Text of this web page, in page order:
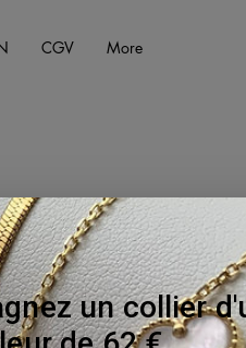
CGV More
en strass
chaîne